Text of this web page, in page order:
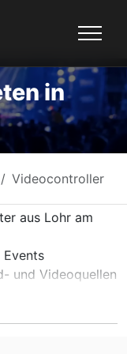
in
Videocontroller
aus Lohr am
und Videoquellen
zu